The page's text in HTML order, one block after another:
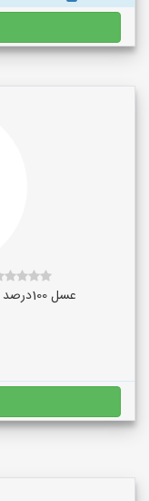
عسل 100درصد درمانی چهل گیاه و آویشن به ضمانت